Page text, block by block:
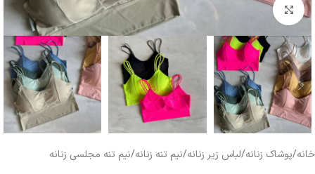
بزرگنمایی تصویر
خانه/پوشاک زنانه/لباس زیر زنانه/نیم تنه زنانه/نیم تنه مجلسی زنانه